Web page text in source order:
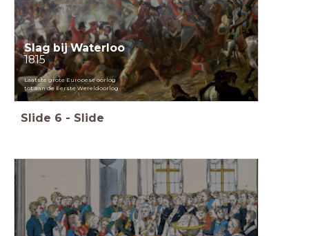
Slag bij Waterloo
1815
Laatste grote Europese oorlog
tot aan de Eerste Wereldoorlog
Slide 6 - Slide